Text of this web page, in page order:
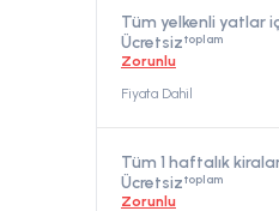
Tüm yelkenli yatlar
Ücretsiztoplam
Zorunlu
Fiyata Dahil
Tüm 1 haftalık
Ücretsiztoplam
Zorunlu